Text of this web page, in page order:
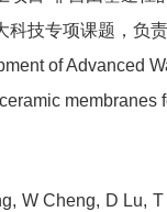
科技专项课题，负
of Advanced
membranes
W Cheng, D Lu,